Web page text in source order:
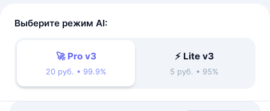
Выберите режим AI:
🚀 Pro v3
20 руб. • 99.9%
⚡ Lite v3
5 руб. • 95%